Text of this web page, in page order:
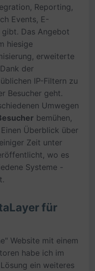
Reporting,
Events, E-
Das Angebot
hiesige
erweiterte
der
IP-Filtern zu
Besucher geht.
Umwegen
bemühen,
Überblick über
Zeit unter
wo es
Systeme -
für
Website mit einem
habe ich im
ein weiteres